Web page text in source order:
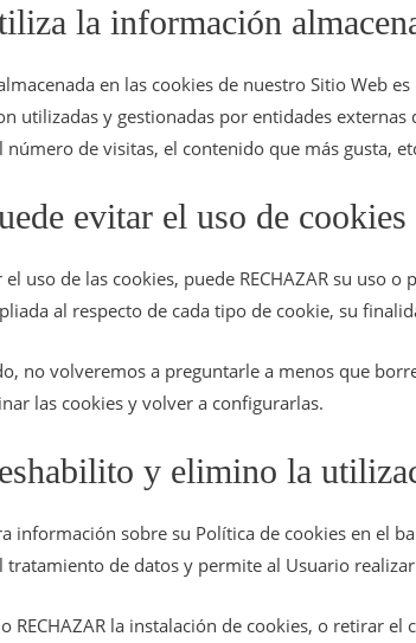
la información
en las cookies de nuestro Sitio Web
utilizadas y gestionadas por entidades
número de visitas, el contenido que más gusta,
evitar el uso de
uso de las cookies, puede RECHAZAR su uso
al respecto de cada tipo de cookie, su
no volveremos a preguntarle a menos que
las cookies y volver a configurarlas.
y elimino la
información sobre su Política de cookies en el
tratamiento de datos y permite al Usuario
o RECHAZAR la instalación de cookies, o retirar